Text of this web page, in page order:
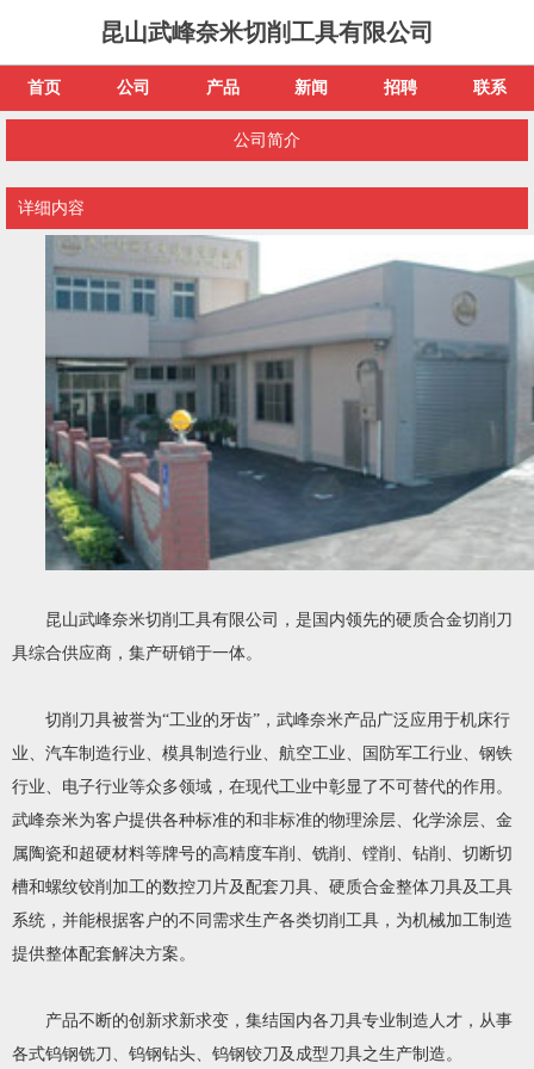
昆山武峰奈米切削工具有限公司
首页 公司 产品 新闻 招聘 联系
公司简介
详细内容
昆山武峰奈米切削工具有限公司，是国内领先的硬质合金切削刀
具综合供应商，集产研销于一体。
切削刀具被誉为“工业的牙齿”，武峰奈米产品广泛应用于机床行
业、汽车制造行业、模具制造行业、航空工业、国防军工行业、钢铁
行业、电子行业等众多领域，在现代工业中彰显了不可替代的作用。
武峰奈米为客户提供各种标准的和非标准的物理涂层、化学涂层、金
属陶瓷和超硬材料等牌号的高精度车削、铣削、镗削、钻削、切断切
槽和螺纹铰削加工的数控刀片及配套刀具、硬质合金整体刀具及工具
系统，并能根据客户的不同需求生产各类切削工具，为机械加工制造
提供整体配套解决方案。
产品不断的创新求新求变，集结国内各刀具专业制造人才，从事
各式钨钢铣刀、钨钢钻头、钨钢铰刀及成型刀具之生产制造。